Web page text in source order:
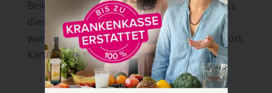
Beikostreifezeichen da sind also warum muss
dieses oder jenes Zrichen erfüllt sein und
warum z.B. der Pinzettengriff nicht dazugehört.
Kannst du das vielleicht noch erläutern?
Antworten